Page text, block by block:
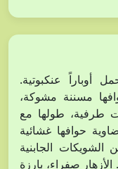
أوباراً عنكبوتية.
مسننة مشوكة،
طرفية، طولها مع
بيضاوية حوافها غشائية
الجابنية
صفراء، بارزة